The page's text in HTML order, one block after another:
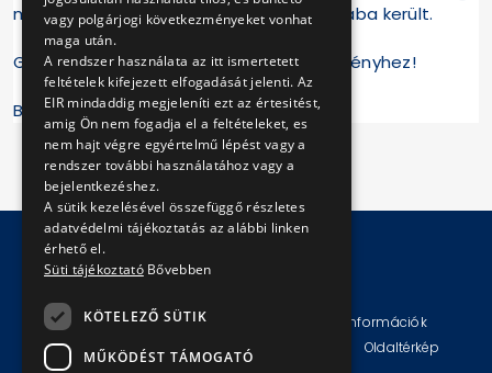
míg az aranyérem a hazai csapat nyakába került.
Gratulálunk Kollégáinknak a szép eredményhez!
BKV Zrt.
Impresszum Jogi nyilatkozat
Technikai információk
Adatvédelmi politika és tájékoztatások
Oldaltérkép
vagy polgárjogi következményeket vonhat
maga után.
A rendszer használata az itt ismertetett
feltételek kifejezett elfogadását jelenti. Az
EIR mindaddig megjeleníti ezt az értesitést,
amig Ön nem fogadja el a feltételeket, es
nem hajt végre egyértelmű lépést vagy a
rendszer további használatához vagy a
bejelentkezéshez.
A sütik kezelésével összefüggő részletes
adatvédelmi tájékoztatás az alábbi linken
érhető el.
Süti tájékoztató Bővebben
KÖTELEZŐ SÜTIK
MŰKÖDÉST TÁMOGATÓ